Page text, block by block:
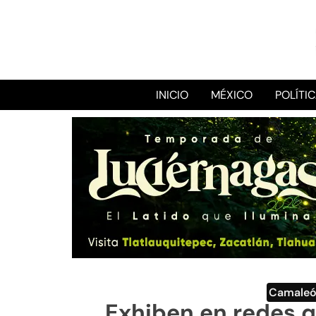
INICIO MÉXICO